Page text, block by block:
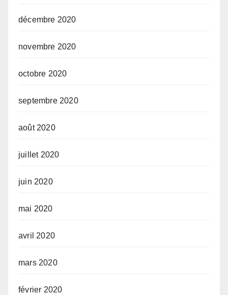
décembre 2020
novembre 2020
octobre 2020
septembre 2020
août 2020
juillet 2020
juin 2020
mai 2020
avril 2020
mars 2020
février 2020